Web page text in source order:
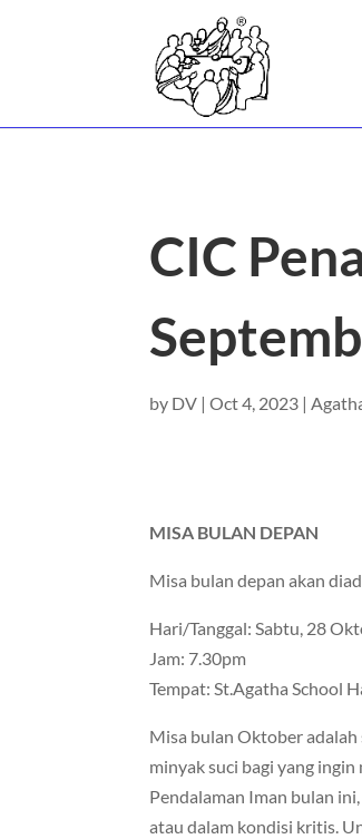
CIC
by DV |Oct 4, 2023 |
MISA BULAN DEPAN
Misa bulan depan akan
Hari/Tanggal: Sabtu, 28
Jam: 7.30pm
Tempat: St.Agatha School
Misa bulan Oktober adalah
minyak suci bagi yang
Pendalaman Iman bulan
atau dalam kondisi kritis.